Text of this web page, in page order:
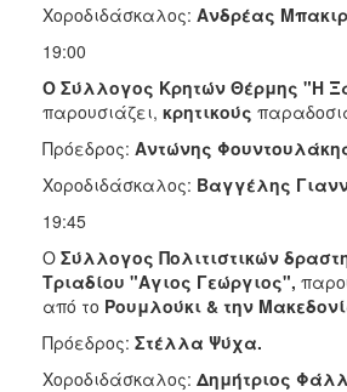
Χοροδιδάσκαλος: Ανδρέας
19:00
Ο Σύλλογος Κρητών Θέρμης "Η
παρουσιάζει, κρητικούς
Πρόεδρος: Αντώνης
Χοροδιδάσκαλος: Βαγγέλης
19:45
Ο Σύλλογος Πολιτιστικών
Τριαδίου "Αγιος Γεώργιος",
από το Ρουμλούκι & την
Πρόεδρος: Στέλλα Ψύχα.
Χοροδιδάσκαλος: Δημήτριος